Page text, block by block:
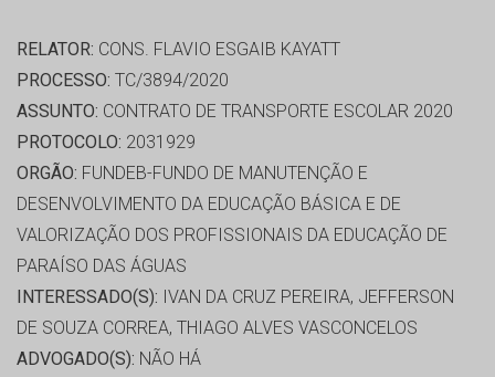
RELATOR: CONS. FLAVIO ESGAIB KAYATT
PROCESSO: TC/3894/2020
ASSUNTO: CONTRATO DE TRANSPORTE ESCOLAR 2020
PROTOCOLO: 2031929
ORGÃO: FUNDEB-FUNDO DE MANUTENÇÃO E
DESENVOLVIMENTO DA EDUCAÇÃO BÁSICA E DE
VALORIZAÇÃO DOS PROFISSIONAIS DA EDUCAÇÃO DE
PARAÍSO DAS ÁGUAS
INTERESSADO(S): IVAN DA CRUZ PEREIRA, JEFFERSON
DE SOUZA CORREA, THIAGO ALVES VASCONCELOS
ADVOGADO(S): NÃO HÁ